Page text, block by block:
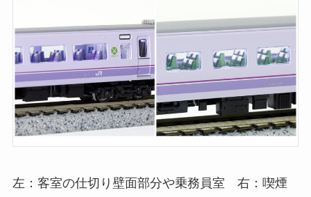
左：客室の仕切り壁面部分や乗務員室 右：喫煙